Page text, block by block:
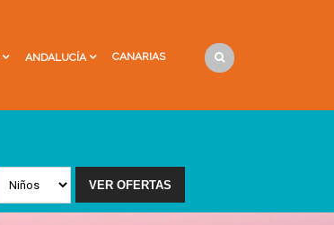
ANDALUCÍA CANARIAS